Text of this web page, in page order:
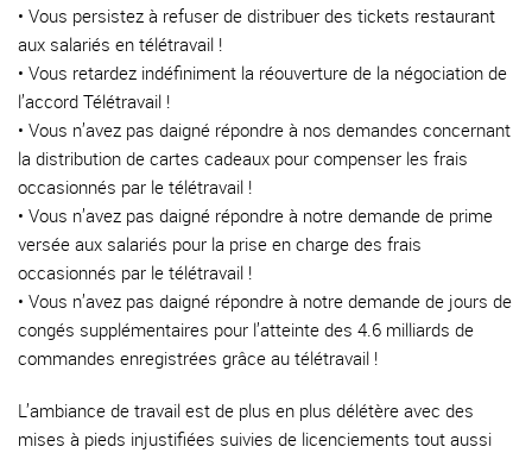
• Vous persistez à refuser de distribuer des tickets restaurant
aux salariés en télétravail !
• Vous retardez indéfiniment la réouverture de la négociation de
l’accord Télétravail !
• Vous n’avez pas daigné répondre à nos demandes concernant
la distribution de cartes cadeaux pour compenser les frais
occasionnés par le télétravail !
• Vous n’avez pas daigné répondre à notre demande de prime
versée aux salariés pour la prise en charge des frais
occasionnés par le télétravail !
• Vous n’avez pas daigné répondre à notre demande de jours de
congés supplémentaires pour l’atteinte des 4.6 milliards de
commandes enregistrées grâce au télétravail !
L’ambiance de travail est de plus en plus délétère avec des
mises à pieds injustifiées suivies de licenciements tout aussi